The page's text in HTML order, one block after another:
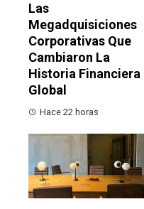
Las
Megadquisiciones
Corporativas Que
Cambiaron La
Historia Financiera
Global
Hace 22 horas